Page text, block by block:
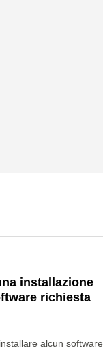
installazione
richiesta
alcun software